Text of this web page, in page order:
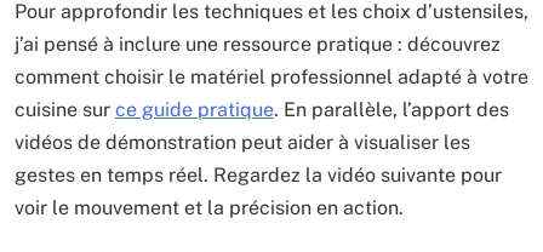
Pour approfondir les techniques et les choix d’ustensiles,
j’ai pensé à inclure une ressource pratique : découvrez
comment choisir le matériel professionnel adapté à votre
cuisine sur ce guide pratique. En parallèle, l’apport des
vidéos de démonstration peut aider à visualiser les
gestes en temps réel. Regardez la vidéo suivante pour
voir le mouvement et la précision en action.